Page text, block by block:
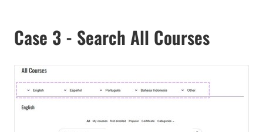
Case 3 - Search All Courses